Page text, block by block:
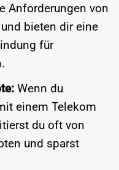
Anforderungen von
bieten dir eine
für
Wenn du
einem Telekom
du oft von
und sparst